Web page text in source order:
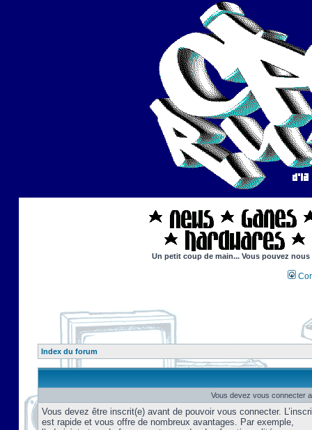
Un petit coup de main... Vous pouvez
Index du forum
Vous devez vous connecter
Vous devez être inscrit(e) avant de pouvoir vous connecter.
est rapide et vous offre de nombreux avantages. Par exemple,